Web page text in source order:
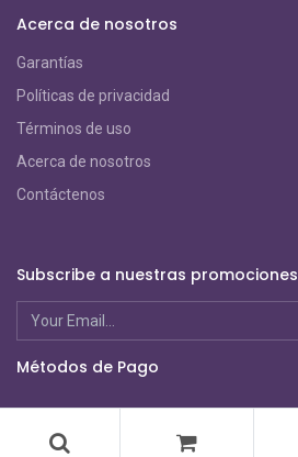
Acerca de nosotros
Garantías
Políticas de privacidad
Términos de uso
Acerca de nosotros
Contáctenos
Subscribe a nuestras promociones
Métodos de Pago